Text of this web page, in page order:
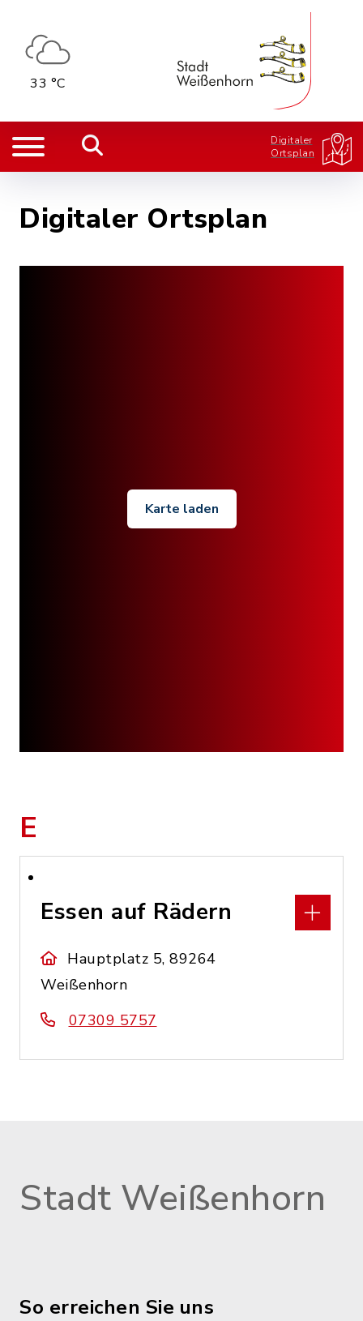
33 °C
Digitaler
Ortsplan
Digitaler Ortsplan
Karte laden
E
Essen auf Rädern
Hauptplatz 5, 89264
Weißenhorn
07309 5757
Stadt Weißenhorn
So erreichen Sie uns